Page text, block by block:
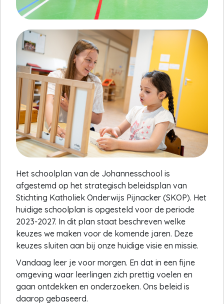
Het schoolplan van de Johannesschool is
afgestemd op het strategisch beleidsplan van
Stichting Katholiek Onderwijs Pijnacker (SKOP). Het
huidige schoolplan is opgesteld voor de periode
2023-2027. In dit plan staat beschreven welke
keuzes we maken voor de komende jaren. Deze
keuzes sluiten aan bij onze huidige visie en missie.
Vandaag leer je voor morgen. En dat in een fijne
omgeving waar leerlingen zich prettig voelen en
gaan ontdekken en onderzoeken. Ons beleid is
daarop gebaseerd.